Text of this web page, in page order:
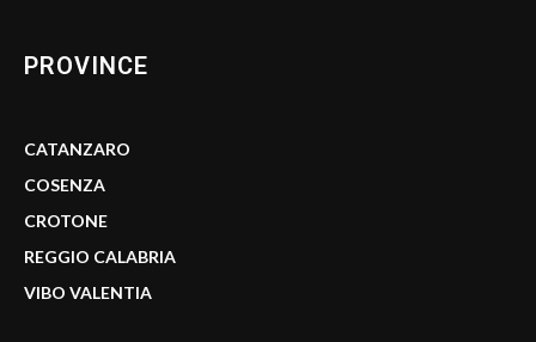
PROVINCE
CATANZARO
COSENZA
CROTONE
REGGIO CALABRIA
VIBO VALENTIA